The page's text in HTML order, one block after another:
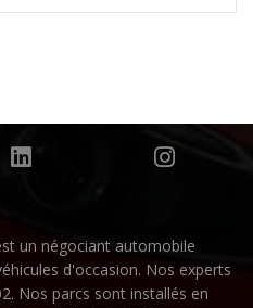
un négociant automobile
d'occasion. Nos experts
Nos parcs sont installés en